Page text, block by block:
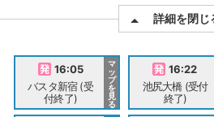
詳細を閉じ
16:05
バスタ新宿 (受
付終了)
マ
ッ
プ
を
見
る
16:22
池尻大橋 (受付
終了)